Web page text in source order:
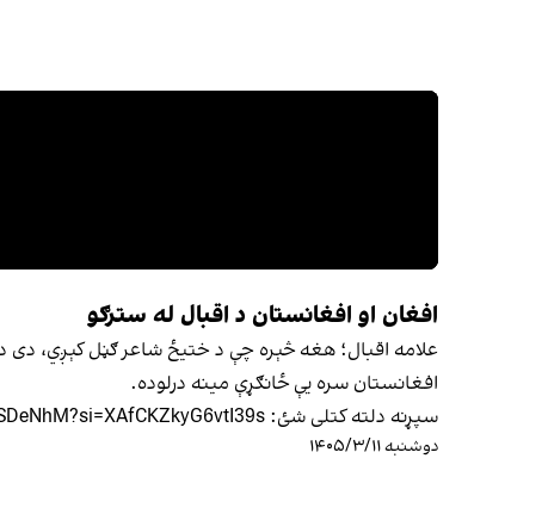
افغان او افغانستان د اقبال له سترګو
علامه اقبال؛ هغه څېره چې د ختیځ شاعر ګڼل کېږي، دی
افغانستان سره یې ځانګړې مینه درلوده.
سپړنه دلته کتلی شئ: https://youtu.be/A0omjSDeNhM?si=XAfCKZkyG6vtI39s
دوشنبه ۱۴۰۵/۳/۱۱